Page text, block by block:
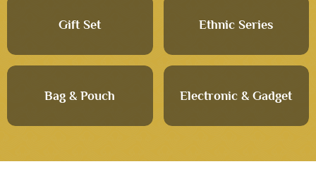
Gift Set Ethnic Series
Bag & Pouch Electronic & Gadget